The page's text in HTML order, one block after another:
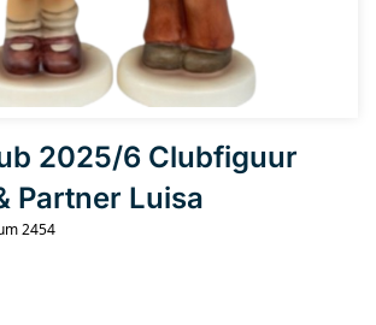
2025/6 Clubfiguur
Partner Luisa
2454